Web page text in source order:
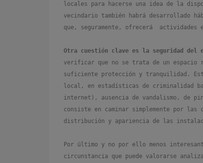
locales para hacerse una idea de la
vecindario también habrá desarrollado
que, seguramente, ofrecerá actividades
Otra cuestión clave es la seguridad del
verificar que no se trata de un espacio
suficiente protección y tranquilidad.
local, en estadísticas de criminalidad
internet), ausencia de vandalismo, de
consiste en caminar simplemente por
distribución y apariencia de las
Por último y no por ello menos
circunstancia que puede valorarse